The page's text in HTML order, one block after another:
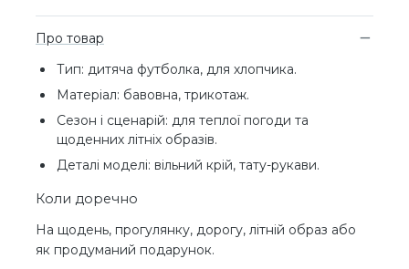
Про товар
Тип: дитяча футболка, для хлопчика.
Матеріал: бавовна, трикотаж.
Сезон і сценарій: для теплої погоди та
щоденних літніх образів.
Деталі моделі: вільний крій, тату-рукави.
Коли доречно
На щодень, прогулянку, дорогу, літній образ або
як продуманий подарунок.